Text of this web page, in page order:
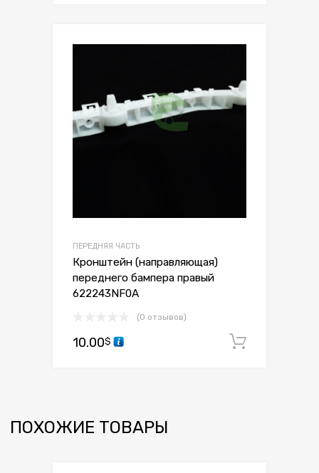
ПЕРЕДНЯЯ ЧАСТЬ
Кронштейн (направляющая)
переднего бампера правый
622243NF0A
(0 отзывов)
10.00$
ПОХОЖИЕ ТОВАРЫ